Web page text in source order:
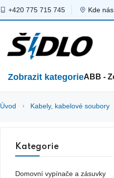
+420 775 715 745 Kde
Zobrazit kategorieABB -
Úvod Kabely, kabelové soubory
Kategorie
Domovní vypínače a zásuvky